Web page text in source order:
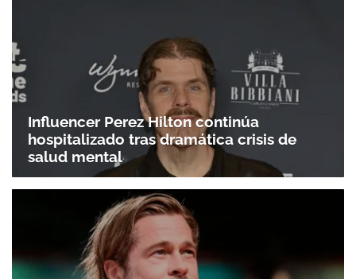
Influencer Perez Hilton continúa
hospitalizado tras dramática crisis de
salud mental